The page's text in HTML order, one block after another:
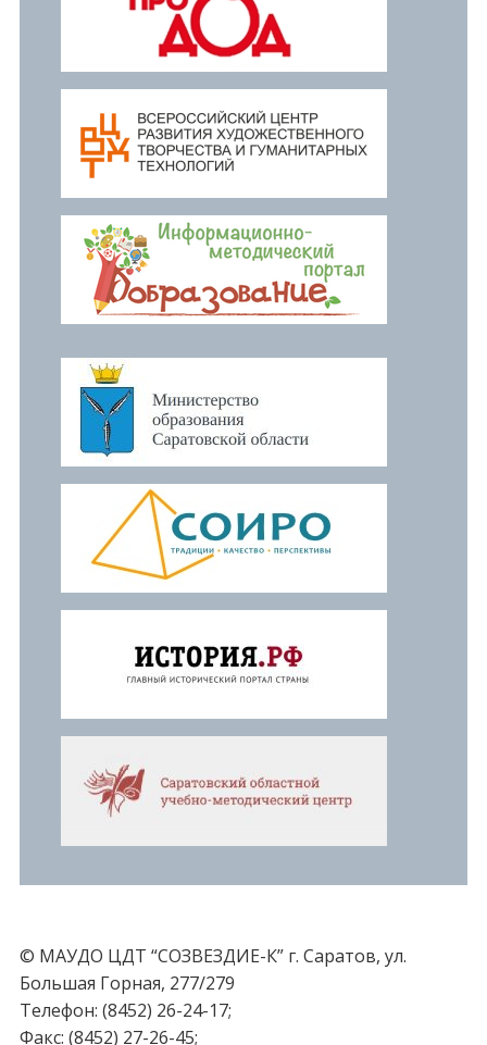
© МАУДО ЦДТ “СОЗВЕЗДИЕ-К” г. Саратов, ул.
Большая Горная, 277/279
Телефон: (8452) 26-24-17;
Факс: (8452) 27-26-45;